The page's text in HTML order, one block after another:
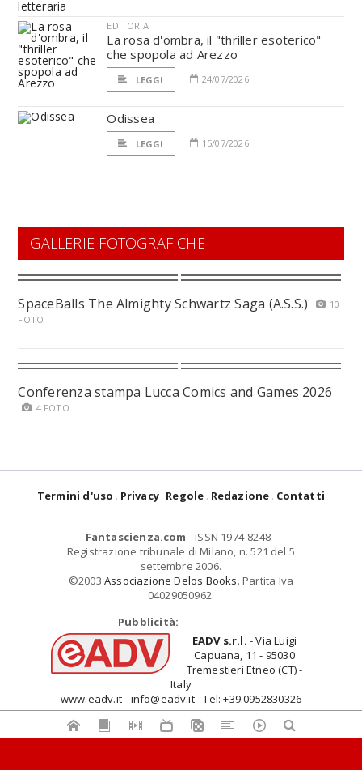
EDITORIA
La rosa d'ombra, il "thriller esoterico"
che spopola ad Arezzo
LEGGI 24/07/2026
Odissea
LEGGI 15/07/2026
GALLERIE FOTOGRAFICHE
SpaceBalls The Almighty Schwartz Saga (A.S.S.)
10
FOTO
Conferenza stampa Lucca Comics and Games 2026
4 FOTO
Termini d'uso Privacy Regole Redazione Contatti
Fantascienza.com - ISSN 1974-8248 -
Registrazione tribunale di Milano, n. 521 del 5
settembre 2006.
©2003 Associazione Delos Books. Partita Iva
04029050962.
Pubblicità:
EADV s.r.l. - Via Luigi
Capuana, 11 - 95030
Tremestieri Etneo (CT) -
Italy
www.eadv.it - info@eadv.it - Tel: +39.0952830326